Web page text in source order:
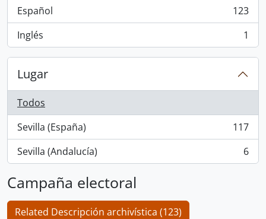
Español
, 123 resultados
123
Inglés
, 1 resultados 1
Lugar
Todos
Sevilla (España)
, 117 resultados
117
Sevilla (Andalucía)
, 6 resultados 6
Campaña electoral
Related Descripción archivística (123)